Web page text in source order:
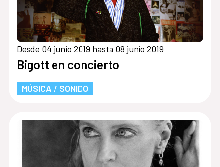
Desde 04 junio 2019 hasta 08 junio 2019
Bigott en concierto
MÚSICA / SONIDO